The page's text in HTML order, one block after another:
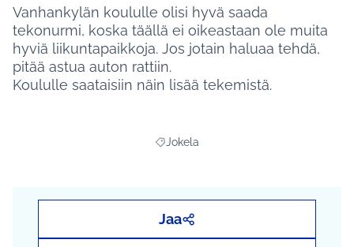
Vanhankylän koululle olisi hyvä saada
tekonurmi, koska täällä ei oikeastaan ole muita
hyviä liikuntapaikkoja. Jos jotain haluaa tehdä,
pitää astua auton rattiin.
Koululle saataisiin näin lisää tekemistä.
Rajaa tulokset aihepiirin mukaan:
Jokela
Jaa